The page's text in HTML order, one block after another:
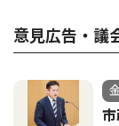
意見広告・議